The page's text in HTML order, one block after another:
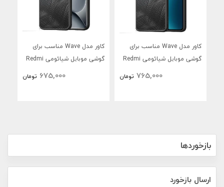
کاور مدل Wave مناسب برای
گوشی موبایل شیائومی Redmi
765,000 تومان
کاور مدل Wave مناسب برای
گوشی موبایل شیائومی Redmi
675,000 تومان
بازخوردها
ارسال بازخورد